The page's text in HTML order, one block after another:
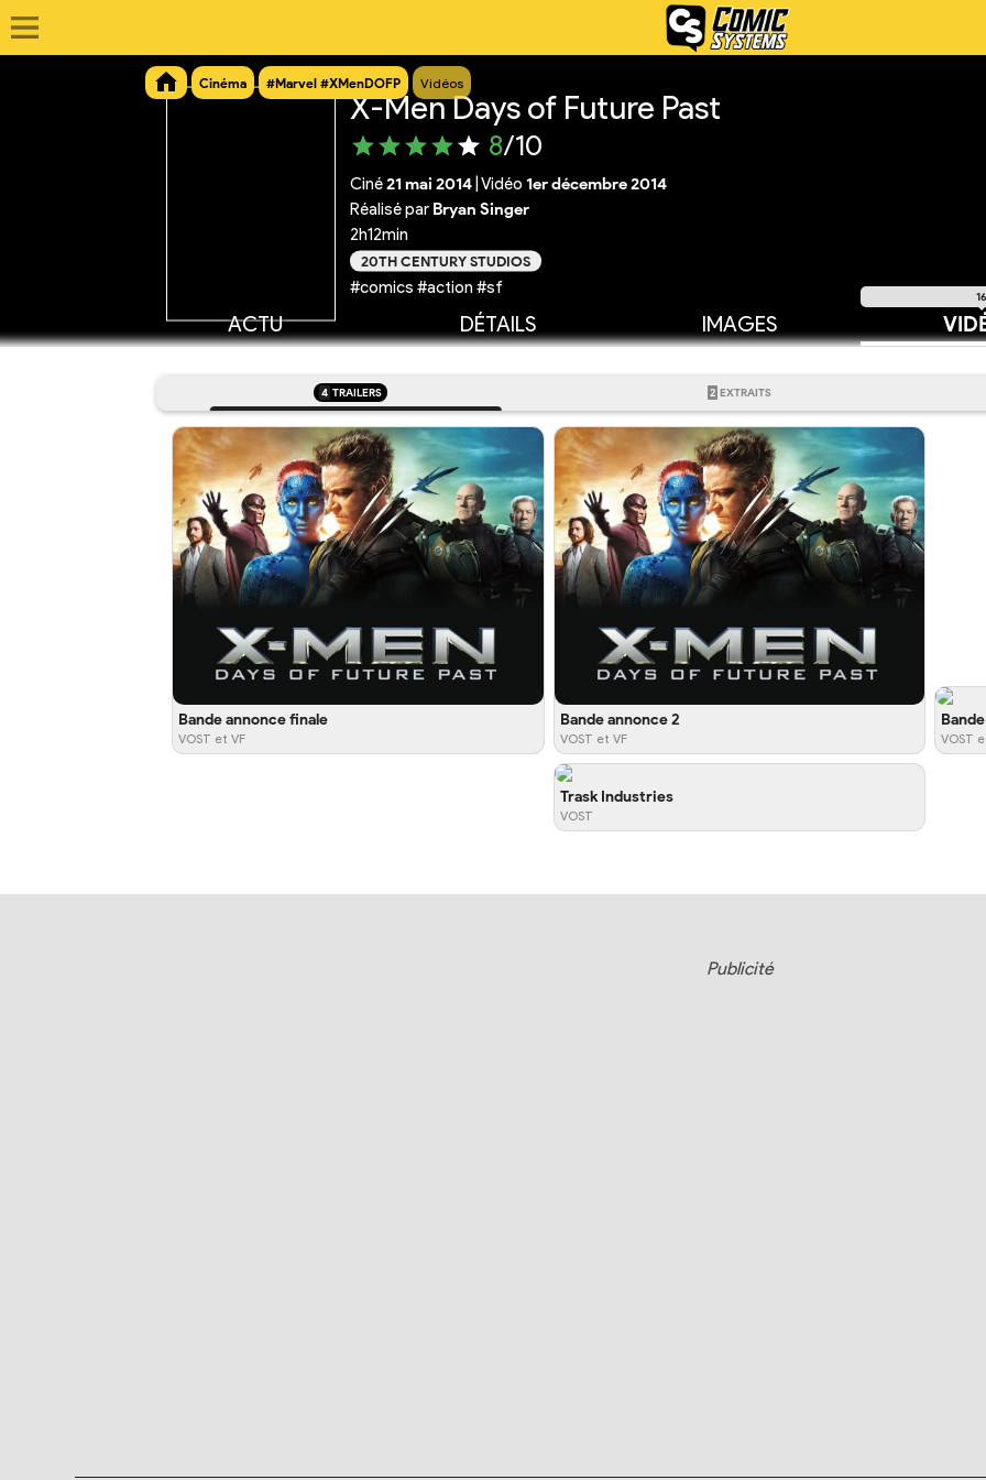
Cinéma #Marvel #XMenDOFP Vidéos
X-Men Days of Future Past
8/10
Ciné21 mai 2014 Vidéo 1er décembre 2014
Réalisé par Bryan Singer
2h12min
20TH CENTURY STUDIOS
#comics #action #sf
ACTU DÉTAILS IMAGES
16
4 TRAILERS 2 EXTRAITS
Bande annonce finale
VOST et VF
Bande annonce 2
VOST et VF VOST
Trask Industries
VOST
Publicité